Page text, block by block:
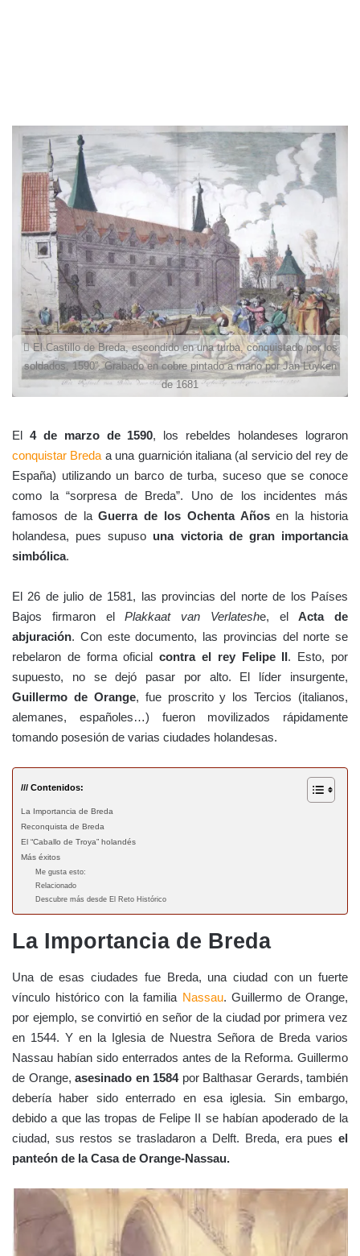
El Castillo de Breda, escondido en una turba, conquistado por los
soldados, 1590”. Grabado en cobre pintado a mano por Jan Luyken
de 1681
El 4 de marzo de 1590, los rebeldes holandeses lograron
conquistar Breda a una guarnición italiana (al servicio del rey de
España) utilizando un barco de turba, suceso que se conoce
como la “sorpresa de Breda”. Uno de los incidentes más
famosos de laGuerra de los Ochenta Añosen la historia
holandesa, pues supuso una victoria de gran importancia
simbólica.
El 26 de julio de 1581, las provincias del norte de los Países
Bajos firmaron elPlakkaat van Verlateshe, elActa de
abjuración. Con este documento, las provincias del norte se
rebelaron de forma oficialcontra el rey Felipe II. Esto, por
supuesto, no se dejó pasar por alto. El líder insurgente,
Guillermo de Orange, fue proscrito y los Tercios (italianos,
alemanes, españoles…) fueron movilizados rápidamente
tomando posesión de varias ciudades holandesas.
/// Contenidos:
La Importancia de Breda
Reconquista de Breda
El “Caballo de Troya” holandés
Más éxitos
Me gusta esto:
Relacionado
Descubre más desde El Reto Histórico
La Importancia de Breda
Una de esas ciudades fue Breda, una ciudad con un fuerte
vínculo histórico con la familia Nassau. Guillermo de Orange,
por ejemplo, se convirtió en señor de la ciudad por primera vez
en 1544. Y en la Iglesia de Nuestra Señora de Breda varios
Nassau habían sido enterrados antes de la Reforma. Guillermo
de Orange, asesinado en 1584por Balthasar Gerards, también
debería haber sido enterrado en esa iglesia. Sin embargo,
debido a que las tropas de Felipe II se habían apoderado de la
ciudad, sus restos se trasladaron a Delft. Breda, era pues el
panteón de la Casa de Orange-Nassau.